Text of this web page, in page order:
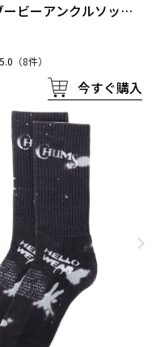
ビーアンクルソック
5.0 （8件）
今すぐ購入